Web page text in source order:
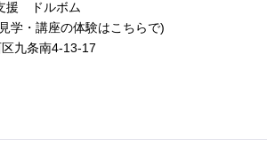
援 ドルボム
学・講座の体験はこちらで)
九条南4-13-17